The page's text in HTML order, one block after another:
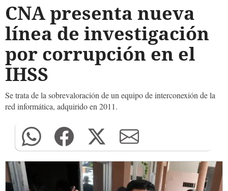
CNA presenta nueva
línea de investigación
por corrupción en el
IHSS
Se trata de la sobrevaloración de un equipo de interconexión de la
red informática, adquirido en 2011.